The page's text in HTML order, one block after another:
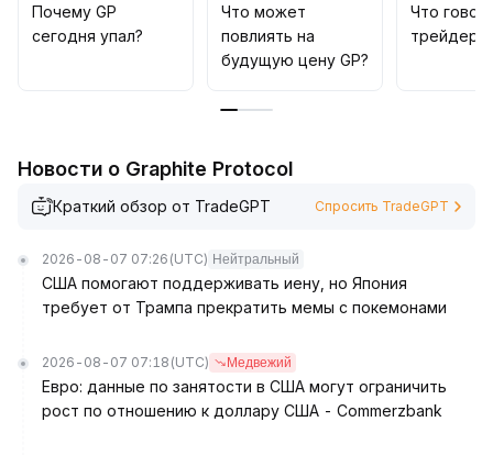
развитии экосистемы.
Если не будет явных прорывов, ожидается, что
динамика GP останется под влиянием
В краткосроке следует наблюдать за поведением
необходимо внимательно следить за
фундаментальными изменениями и динамикой
Почему GP
сегодня упал?
Что может
повлиять на
будущую цену GP?
Что
трейдеры
Новости о Graphite Protocol
Краткий обзор от TradeGPT Спросить TradeGPT
2026-08-07 07:26 (UTC) Нейтральный
США помогают поддерживать иену, но Япония
требует от Трампа прекратить мемы с покемонами
2026-08-07 07:18 (UTC) Медвежий
Евро: данные по занятости в США могут ограничить
рост по отношению к доллару США - Commerzbank